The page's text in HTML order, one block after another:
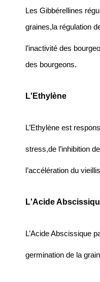
Les Gibbérellines
graines,la régulation
l’inactivité des
des bourgeons.
L'Ethylène
L’Ethylène est
stress,de l’inhibition
l’accélération du
L'Acide
L’Acide Abscissique
germination de la